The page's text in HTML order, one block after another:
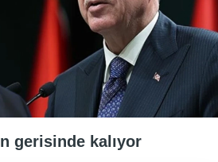
gerisinde kalıyor